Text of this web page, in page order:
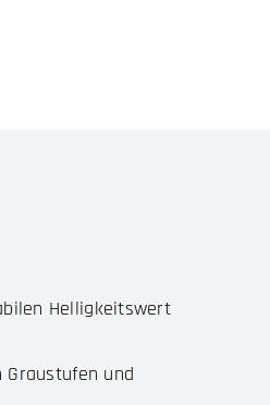
Helligkeitswert
Graustufen und